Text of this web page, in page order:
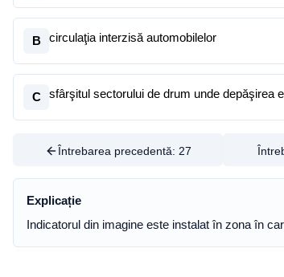
B circulaţia interzisă automobilelor
C sfârşitul sectorului de drum unde depăşirea
Întrebarea precedentă: 27
Explicație
Indicatorul din imagine este instalat în zona în